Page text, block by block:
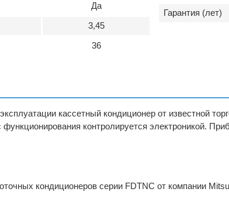
Да
3,45
36
Гарантия (лет)
кассетный кондиционер от известной
контролируется электроникой.
кондиционеров серии FDTNC от компании